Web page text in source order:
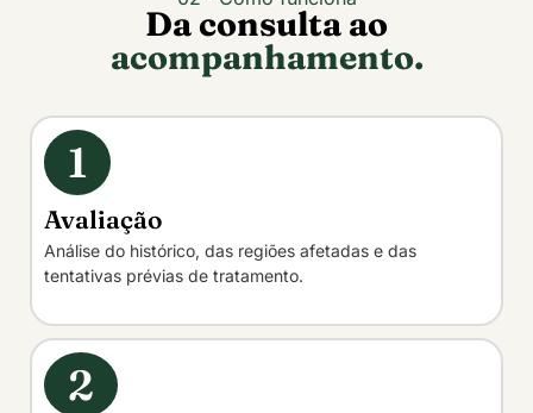
Da consulta ao
acompanhamento.
1
Avaliação
Análise do histórico, das regiões afetadas e das
tentativas prévias de tratamento.
2